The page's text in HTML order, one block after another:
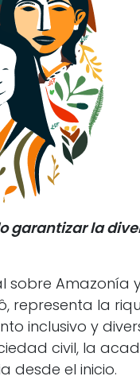
garantizar la
sobre Amazonía
representa la
inclusivo y
civil, la
desde el inicio.